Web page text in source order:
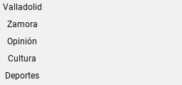
Valladolid
Zamora
Opinión
Cultura
Deportes